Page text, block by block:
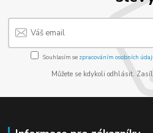
Souhlasím se zpracováním osobních
Můžete se kdykoli odhlásit.